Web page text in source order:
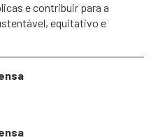
e contribuir para a
equitativo e